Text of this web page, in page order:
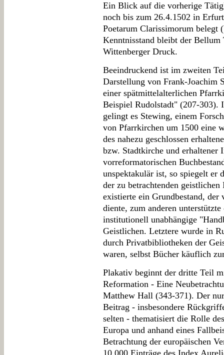
Ein Blick auf die vorherige
noch bis zum 26.4.1502 in
Poetarum Clarissimorum
Kenntnisstand bleibt der Bellum
Wittenberger Druck.
Beeindruckend ist im zweiten
Darstellung von Frank-Joachim
einer spätmittelalterlichen
Beispiel Rudolstadt" (207-303).
gelingt es Stewing, einem
von Pfarrkirchen um 1500 eine
des nahezu geschlossen
bzw. Stadtkirche und erhaltener
vorreformatorischen
unspektakulär ist, so spiegelt er
der zu betrachtenden
existierte ein Grundbestand,
diente, zum anderen
institutionell unabhängige
Geistlichen. Letztere wurde in
durch Privatbibliotheken der
waren, selbst Bücher käuflich
Plakativ beginnt der dritte Teil
Reformation - Eine
Matthew Hall (343-371). Der
Beitrag - insbesondere
selten - thematisiert die Rolle
Europa und anhand eines
Betrachtung der europäischen
10.000 Einträge des Index